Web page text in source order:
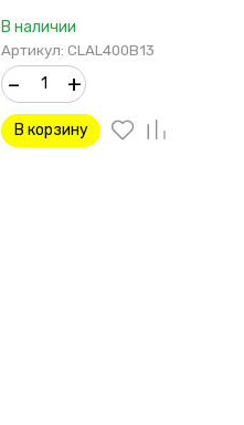
В наличии
Артикул: CLAL400B13
– +
В корзину